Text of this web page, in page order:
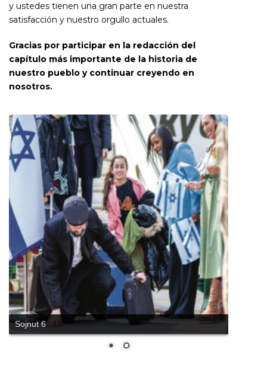
y ustedes tienen una gran parte en nuestra
satisfacción y nuestro orgullo actuales.
Gracias por participar en la redacción del
capítulo más importante de la historia de
nuestro pueblo y continuar creyendo en
nosotros.
Sojnut 6